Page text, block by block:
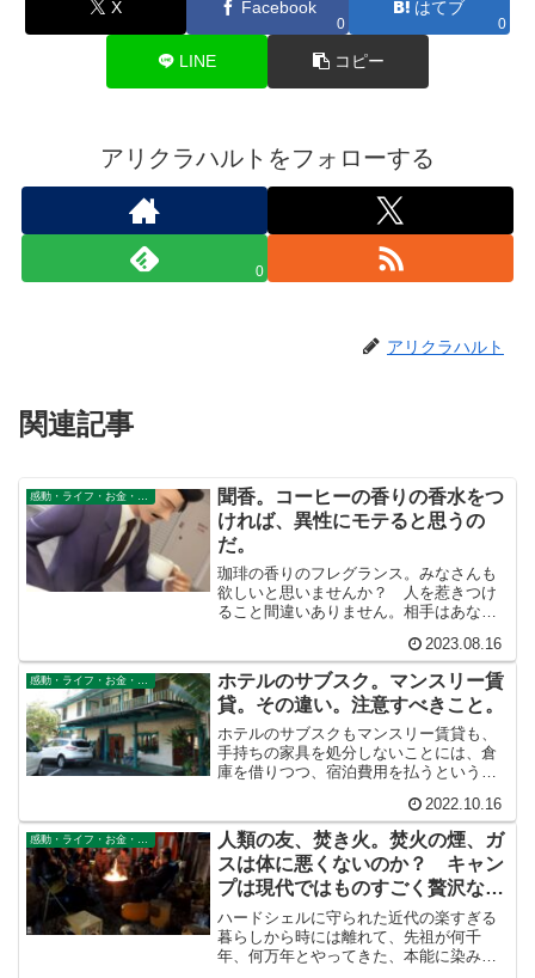
X Facebook
0
はてブ
0
LINE コピー
アリクラハルトをフォローする
0
アリクラハルト
関連記事
聞香。コーヒーの香りの香水をつ
ければ、異性にモテると思うの
だ。
珈琲の香りのフレグランス。みなさんも
欲しいと思いませんか？ 人を惹きつけ
ること間違いありません。相手はあなた
ょうか？ ずっとそばでクンクンされる
かもしれませんが（笑）
2023.08.16
ホテルのサブスク。マンスリー賃
貸。その違い。注意すべきこと。
ホテルのサブスクもマンスリー賃貸も、
手持ちの家具を処分しないことには、倉
庫を借りつつ、宿泊費用を払うという
では意味がありません。やはり、さすら
いながら生きていくためには、どうして
も家具を断捨離する必要があります。
2022.10.16
感動・ライフ・お金・仕事
人類の友、焚き火。焚火の煙、ガ
スは体に悪くないのか？ キャン
プは現代ではものすごく贅沢な行
為
ハードシェルに守られた近代の楽すぎる
暮らしから時には離れて、先祖が何千
年、何万年とやってきた、本能に染みつ